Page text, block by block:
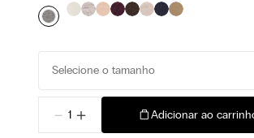
Selecione o tamanho
＋
－ Adicionar ao